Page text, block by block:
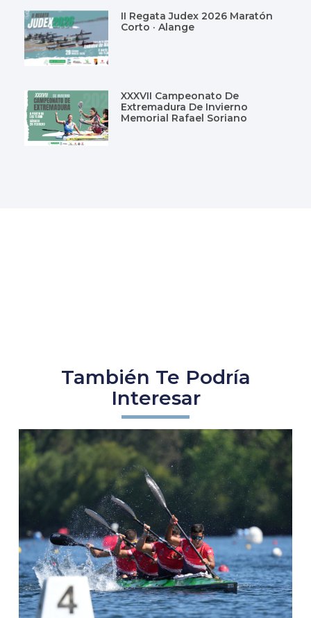
II Regata Judex 2026 Maratón
Corto · Alange
XXXVII Campeonato De
Extremadura De Invierno
Memorial Rafael Soriano
También Te Podría
Interesar